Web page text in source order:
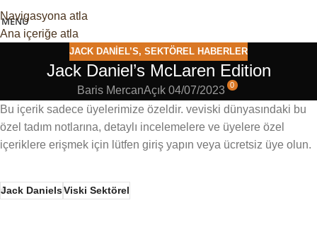
Navigasyona atla
Ana içeriğe atla
MENÜ
JACK DANIEL’S, SEKTÖREL HABERLER
Jack Daniel’s McLaren Edition
Baris MercanAçık 04/07/2023 0
Bu içerik sadece üyelerimize özeldir. veviski dünyasındaki bu
özel tadım notlarına, detaylı incelemelere ve üyelere özel
içeriklere erişmek için lütfen giriş yapın veya ücretsiz üye olun.
Jack DanielsViski Sektörel